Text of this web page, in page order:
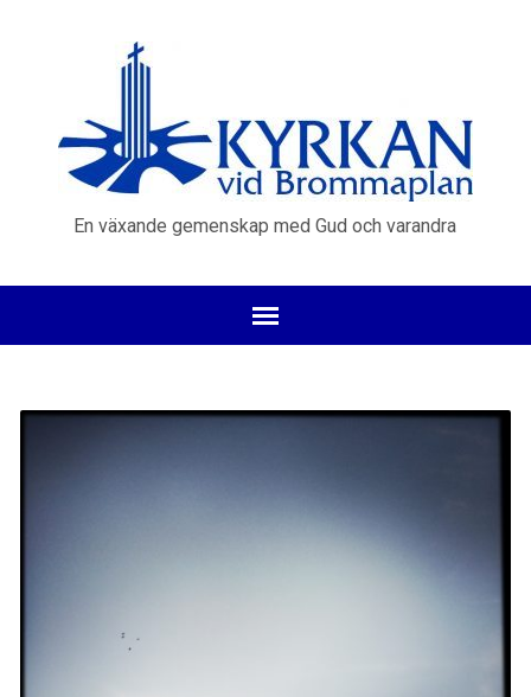
En växande gemenskap med Gud och varandra